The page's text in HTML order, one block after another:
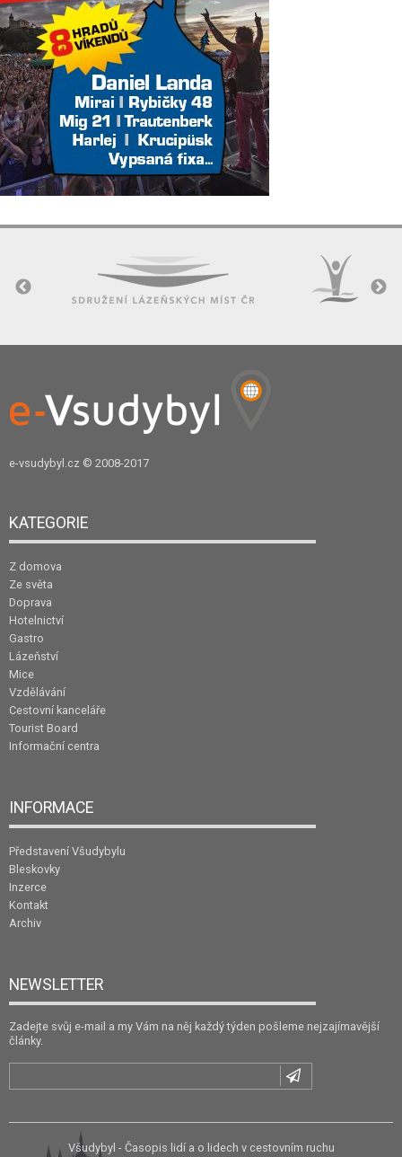
e-vsudybyl.cz © 2008-2017
KATEGORIE
Z domova
Ze světa
Doprava
Hotelnictví
Gastro
Lázeňství
Mice
Vzdělávání
Cestovní kanceláře
Tourist Board
Informační centra
INFORMACE
Představení Všudybylu
Bleskovky
Inzerce
Kontakt
Archiv
NEWSLETTER
Zadejte svůj e-mail a my Vám na něj každý týden pošleme nejzajímavější
články.
Všudybyl - Časopis lidí a o lidech v cestovním ruchu